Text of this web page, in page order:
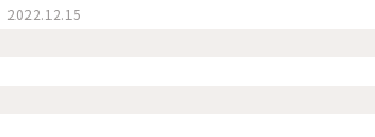
2022.12.15